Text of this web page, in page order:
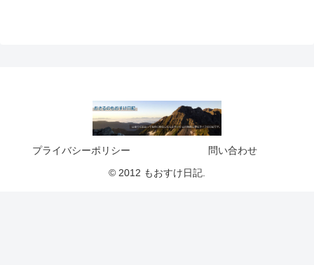
プライバシーポリシー
問い合わせ
© 2012 もおすけ日記.